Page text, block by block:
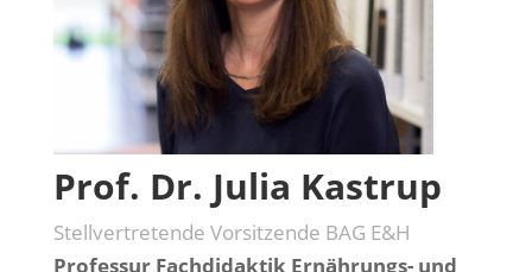
Prof. Dr. Julia Kastrup
Stellvertretende Vorsitzende BAG E&H
Professur Fachdidaktik Ernährungs- und